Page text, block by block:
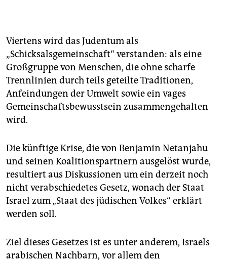
Viertens wird das Judentum als
„Schicksalsgemeinschaft“ verstanden: als eine
Großgruppe von Menschen, die ohne scharfe
Trennlinien durch teils geteilte Traditionen,
Anfeindungen der Umwelt sowie ein vages
Gemeinschaftsbewusstsein zusammengehalten
wird.
Die künftige Krise, die von Benjamin Netanjahu
und seinen Koalitionspartnern ausgelöst wurde,
resultiert aus Diskussionen um ein derzeit noch
nicht verabschiedetes Gesetz, wonach der Staat
Israel zum „Staat des jüdischen Volkes“ erklärt
werden soll.
Ziel dieses Gesetzes ist es unter anderem, Israels
arabischen Nachbarn, vor allem den